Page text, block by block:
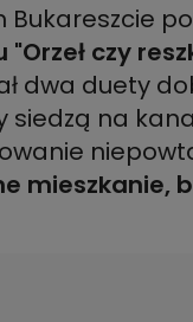
czy
dwa duety
na
mieszkanie,